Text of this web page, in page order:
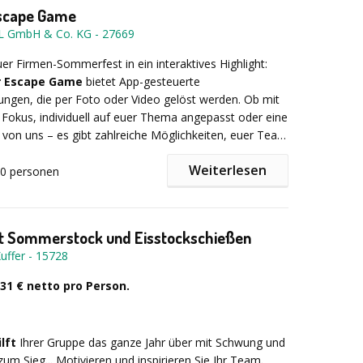
und Teambuilding-Kickstart.
-- Logik, Geschick und Strategie – hier trennt
vom Kapitän.
-- Cleverness und Coolness sind bei der
-- Feierlicher Abschluss mit
Game
GmbH & Co. KG - 27669
Firmen-Sommerfest in ein interaktives Highlight:
Game bietet App-gesteuerte
die per Foto oder Video gelöst werden. Ob mit
individuell auf euer Thema angepasst oder eine
uns – es gibt zahlreiche Möglichkeiten, euer Team
bietet:
Challenges & Quiz-Aufgaben, bei denen Teams
verschiedene Aufgaben lösen – perfekt
eine spielerfreundliche App-Plattform.
oder lustig-witzige Rollen – der Spaßfaktor ist
personen Weiterlesen
Sommerstock und Eisstockschießen
- 15728
€ netto pro Person.
Ihrer Gruppe das ganze Jahr über mit Schwung und